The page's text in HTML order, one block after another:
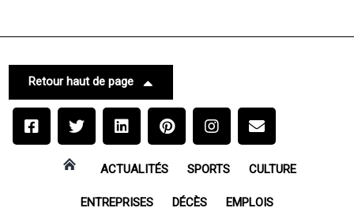
Retour haut de page
ACTUALITÉS SPORTS CULTURE
ENTREPRISES DÉCÈS EMPLOIS